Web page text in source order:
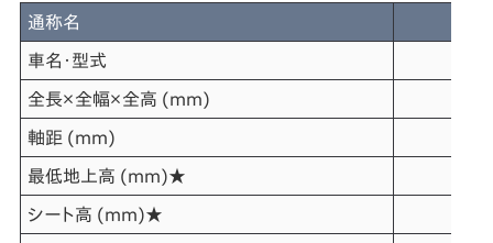
通称名
車名・型式
全長×全幅×全高 (mm)
軸距 (mm)
最低地上高 (mm)★
シート高 (mm)★